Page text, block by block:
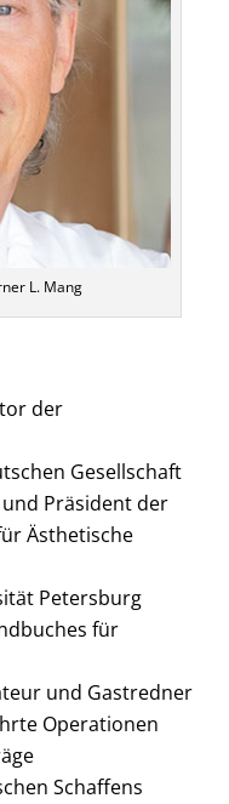
L. Mang
der
Gesellschaft
Präsident der
Ästhetische
Petersburg
für
und Gastredner
Operationen
Schaffens